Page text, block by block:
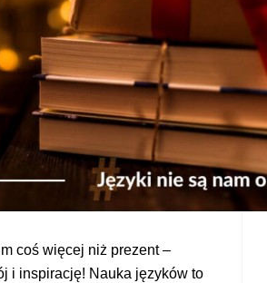
coś więcej niż prezent –
i inspirację! Nauka języków to